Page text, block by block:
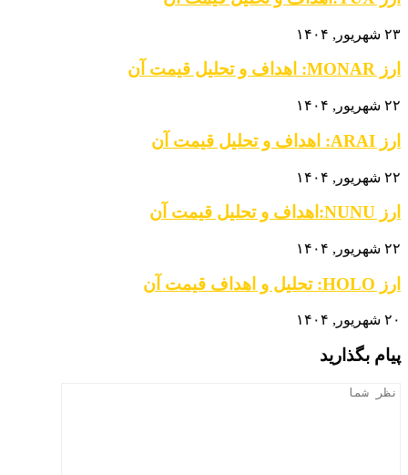
۲۳ شهریور, ۱۴۰۴
ارز MONAR: اهداف و تحلیل قیمت آن
۲۲ شهریور, ۱۴۰۴
ارز ARAI: اهداف و تحلیل قیمت آن
۲۲ شهریور, ۱۴۰۴
ارز NUNU:اهداف و تحلیل قیمت آن
۲۲ شهریور, ۱۴۰۴
ارز HOLO: تحلیل و اهداف قیمت آن
۲۰ شهریور, ۱۴۰۴
پیام بگذارید